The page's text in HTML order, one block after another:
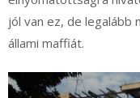
jól van ez, de legalább
állami maffiát.